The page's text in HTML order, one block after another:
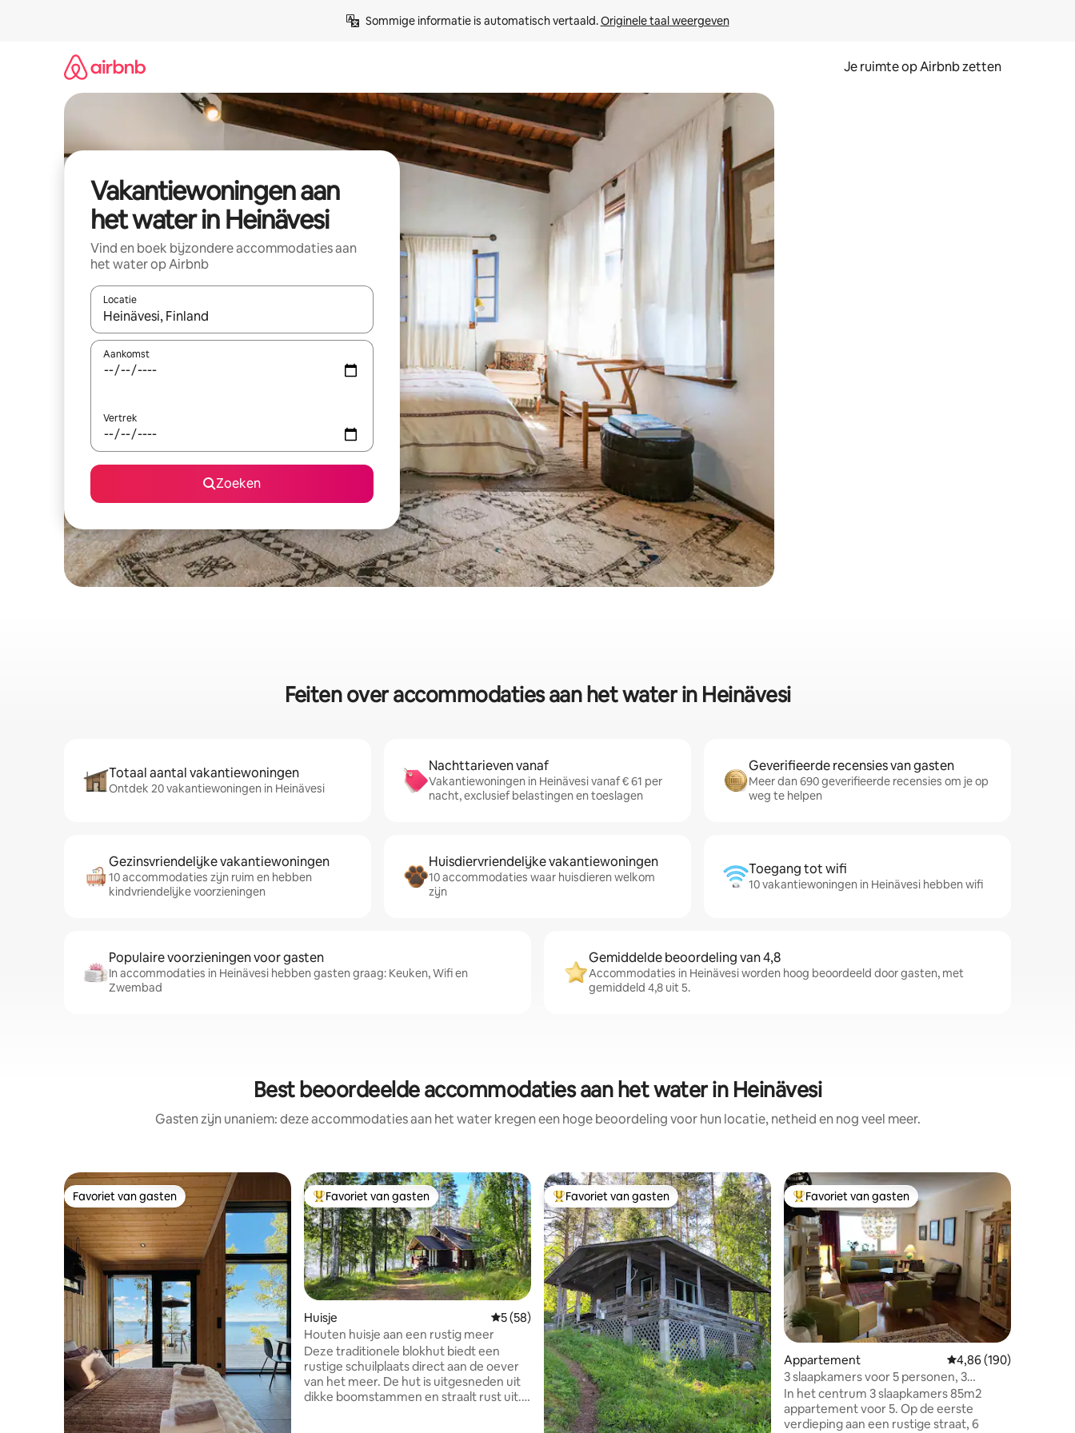
Sommige informatie is automatisch vertaald. Originele taal weergeven
Je ruimte op Airbnb zetten
Vakantiewoningen aan
het water in Heinävesi
Vind en boek bijzondere accommodaties aan
het water op Airbnb
Locatie
Wanneer er suggesties beschikbaar zijn, maak je een keuze met je de pijltjestoetsen omhoog en omlaag, óf door te tikken of swipen.
Aankomst
Vertrek
Zoeken
Feiten over accommodaties aan het water in Heinävesi
Totaal aantal vakantiewoningen
Ontdek 20 vakantiewoningen in Heinävesi
Nachttarieven vanaf
Vakantiewoningen in Heinävesi vanaf € 61 per
nacht, exclusief belastingen en toeslagen
Geverifieerde recensies van gasten
Meer dan 690 geverifieerde recensies om je op
weg te helpen
Gezinsvriendelijke vakantiewoningen
10 accommodaties zijn ruim en hebben
kindvriendelijke voorzieningen
Huisdiervriendelijke vakantiewoningen
10 accommodaties waar huisdieren welkom
zijn
Toegang tot wifi
10 vakantiewoningen in Heinävesi hebben wifi
Populaire voorzieningen voor gasten
In accommodaties in Heinävesi hebben gasten graag: Keuken, Wifi en
Zwembad
Gemiddelde beoordeling van 4,8
Accommodaties in Heinävesi worden hoog beoordeeld door gasten, met
gemiddeld 4,8 uit 5.
Best beoordeelde accommodaties aan het water in Heinävesi
Gasten zijn unaniem: deze accommodaties aan het water kregen een hoge beoordeling voor hun locatie, netheid en nog veel meer.
Favoriet van gasten
Favoriet van gasten Topfavoriet van gasten
Favoriet van gasten
Huisje Gemiddelde beoordeling van 5 uit 5, 58 recensies
5 (58)
Houten huisje aan een rustig meer
Deze traditionele blokhut biedt een
rustige schuilplaats direct aan de oever
van het meer. De hut is uitgesneden uit
dikke boomstammen en straalt rust uit.
Topfavoriet van gasten
Favoriet van gasten Topfavoriet van gasten
Favoriet van gasten
Appartement Gemiddelde
4,86 (190)
3 slaapkamers voor 5 personen, 3
slaapkamers voor 5 personen
In het centrum 3 slaapkamers 85m2
appartement voor 5. Op de eerste
verdieping aan een rustige straat, 6